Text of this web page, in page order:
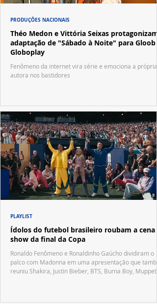
Théo Medon e Vittória Seixas protagonizam
adaptação de "Sábado à Noite" para Gloob e
Globoplay
Fenômeno da internet vira série e emociona a própria
autora nos bastidores
PRODUÇÕES NACIONAIS
Ídolos do futebol brasileiro roubam a cena
show da final da Copa
Ronaldo Fenômeno e Ronaldinho Gaúcho dividiram o
palco com Madonna em uma apresentação que
reuniu Shakira, Justin Bieber, BTS, Burna Boy, Muppets,
PLAYLIST